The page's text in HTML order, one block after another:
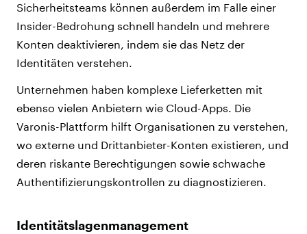
Sicherheitsteams können außerdem im Falle einer
Insider-Bedrohung schnell handeln und mehrere
Konten deaktivieren, indem sie das Netz der
Identitäten verstehen.
Unternehmen haben komplexe Lieferketten mit
ebenso vielen Anbietern wie Cloud-Apps. Die
Varonis-Plattform hilft Organisationen zu verstehen,
wo externe und Drittanbieter-Konten existieren, und
deren riskante Berechtigungen sowie schwache
Authentifizierungskontrollen zu diagnostizieren.
Identitätslagenmanagement